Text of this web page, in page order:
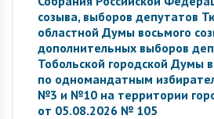
созыва, выборов депутатов
областной Думы восьмого
дополнительных выборов
Тобольской городской Думы
по одномандатным
№3 и №10 на территории
от 05.08.2026 № 105